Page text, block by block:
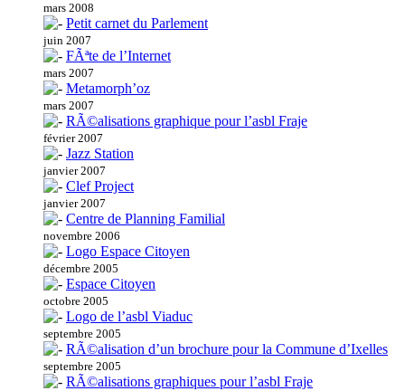
mars 2008
Petit carnet du Parlement
juin 2007
FÃªte de l’Internet
mars 2007
Metamorph’oz
mars 2007
RÃ©alisations graphique pour l’asbl Fraje
février 2007
Jazz Station
janvier 2007
Clef Project
janvier 2007
Centre de Planning Familial
novembre 2006
Logo Espace Citoyen
décembre 2005
Espace Citoyen
octobre 2005
Logo de l’asbl Viaduc
septembre 2005
RÃ©alisation d’un brochure pour la Commune d’Ixelles
septembre 2005
RÃ©alisations graphiques pour l’asbl Fraje